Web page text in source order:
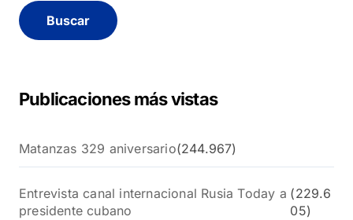
c
a
Publicaciones más vistas
Matanzas 329 aniversario(244.967)
Entrevista canal internacional Rusia Today a
presidente cubano
(229.6
05)